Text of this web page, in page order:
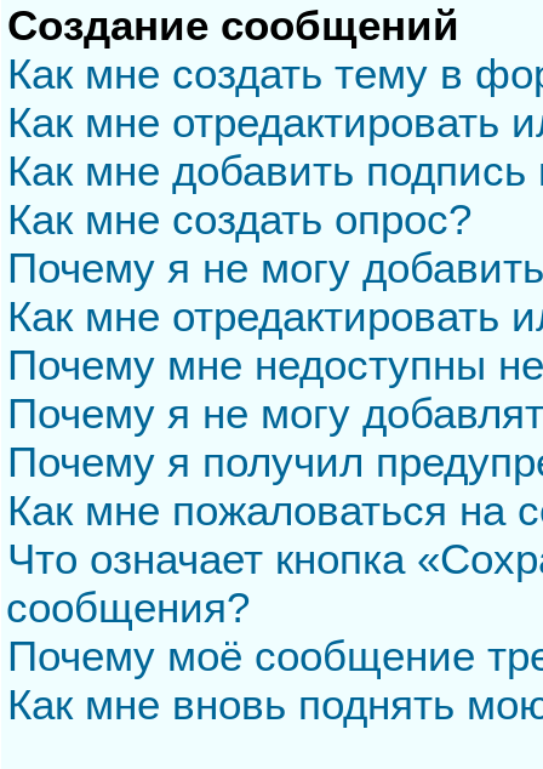
Создание сообщений
Как мне создать тему в
Как мне отредактировать
Как мне добавить
Как мне создать опрос?
Почему я не могу
Как мне отредактировать
Почему мне недоступны
Почему я не могу
Почему я получил
Как мне пожаловаться на
Что означает кнопка
сообщения?
Почему моё сообщение
Как мне вновь поднять